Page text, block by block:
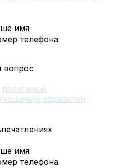
имя
телефона
вопрос
политикой
обработки
имя
телефона